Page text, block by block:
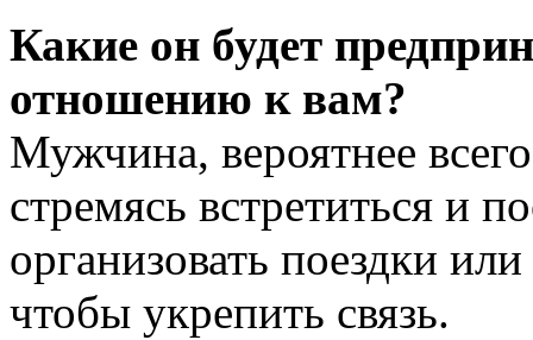
Какие он будет
отношению к вам?
Мужчина, вероятнее
стремясь встретиться и
организовать поездки
чтобы укрепить связь.